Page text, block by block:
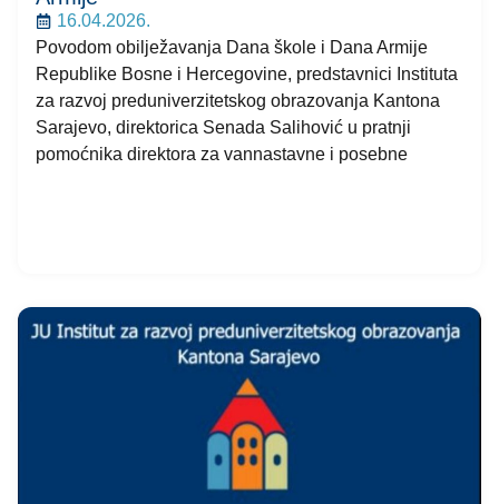
16.04.2026.
Povodom obilježavanja Dana škole i Dana Armije
Republike Bosne i Hercegovine, predstavnici Instituta
za razvoj preduniverzitetskog obrazovanja Kantona
Sarajevo, direktorica Senada Salihović u pratnji
pomoćnika direktora za vannastavne i posebne